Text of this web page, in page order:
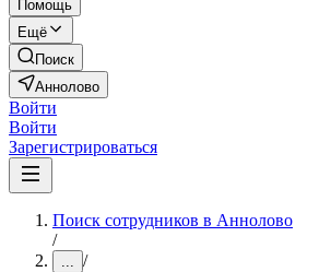
Помощь
Ещё
Поиск
Аннолово
Войти
Войти
Зарегистрироваться
Поиск сотрудников в Аннолово
/
... /